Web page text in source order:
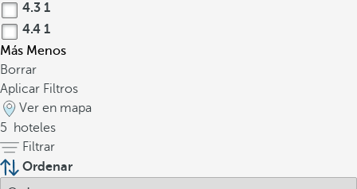
4.3 1
4.4 1
Más Menos
Borrar
Aplicar Filtros
Ver en mapa
5
hoteles
Filtrar
Ordenar